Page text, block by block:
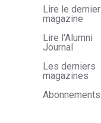
Lire le dernier
magazine
Lire l'Alumni
Journal
Les derniers
magazines
Abonnements